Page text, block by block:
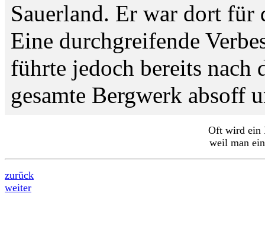
Sauerland. Er war dort für
Eine durchgreifende
führte jedoch bereits nach
gesamte Bergwerk absoff
Oft wird ein
weil man
zurück
weiter